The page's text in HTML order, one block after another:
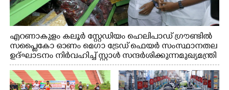
എറണാകുളം കലൂർ സ്റ്റേഡിയം ഹെലിപാഡ് ഗ്രൗണ്ടിൽ
സപ്ളൈകോ ഓണം മെഗാ ട്രേഡ് ഫെയർ സംസ്ഥാനതല
ഉദ്ഘാടനം നിർവഹിച്ച് സ്റ്റാൾ സന്ദർശിക്കുന്ന മുഖ്യമന്ത്രി
വി.ഡി. സതീശൻ. മന്ത്രി അനൂപ് ജേക്കബ് സമീപം